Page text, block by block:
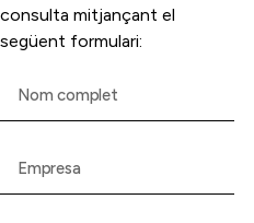
consulta mitjançant el
següent formulari: